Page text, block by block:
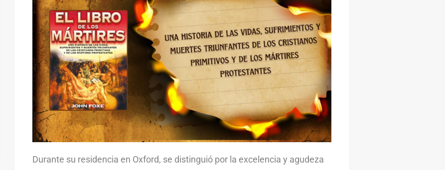
Durante su residencia en Oxford, se distinguió por la excelencia y agudeza